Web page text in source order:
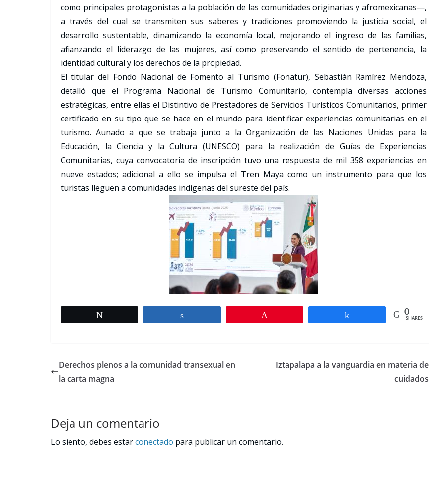
como principales protagonistas a la población de las comunidades originarias y afromexicanas—,
a través del cual se transmiten sus saberes y tradiciones promoviendo la justicia social, el
desarrollo sustentable, dinamizando la economía local, mejorando el ingreso de las familias,
afianzando el liderazgo de las mujeres, así como preservando el sentido de pertenencia, la
identidad cultural y los derechos de la propiedad.
El titular del Fondo Nacional de Fomento al Turismo (Fonatur), Sebastián Ramírez Mendoza,
detalló que el Programa Nacional de Turismo Comunitario, contempla diversas acciones
estratégicas, entre ellas el Distintivo de Prestadores de Servicios Turísticos Comunitarios, primer
certificado en su tipo que se hace en el mundo para identificar experiencias comunitarias en el
turismo. Aunado a que se trabaja junto a la Organización de las Naciones Unidas para la
Educación, la Ciencia y la Cultura (UNESCO) para la realización de Guías de Experiencias
Comunitarias, cuya convocatoria de inscripción tuvo una respuesta de mil 358 experiencias en
nueve estados; adicional a ello se impulsa el Tren Maya como un instrumento para que los
turistas lleguen a comunidades indígenas del sureste del país.
0
SHARES
Derechos plenos a la comunidad transexual en
la carta magna
Iztapalapa a la vanguardia en materia de
cuidados
Deja un comentario
Lo siento, debes estarconectado para publicar un comentario.